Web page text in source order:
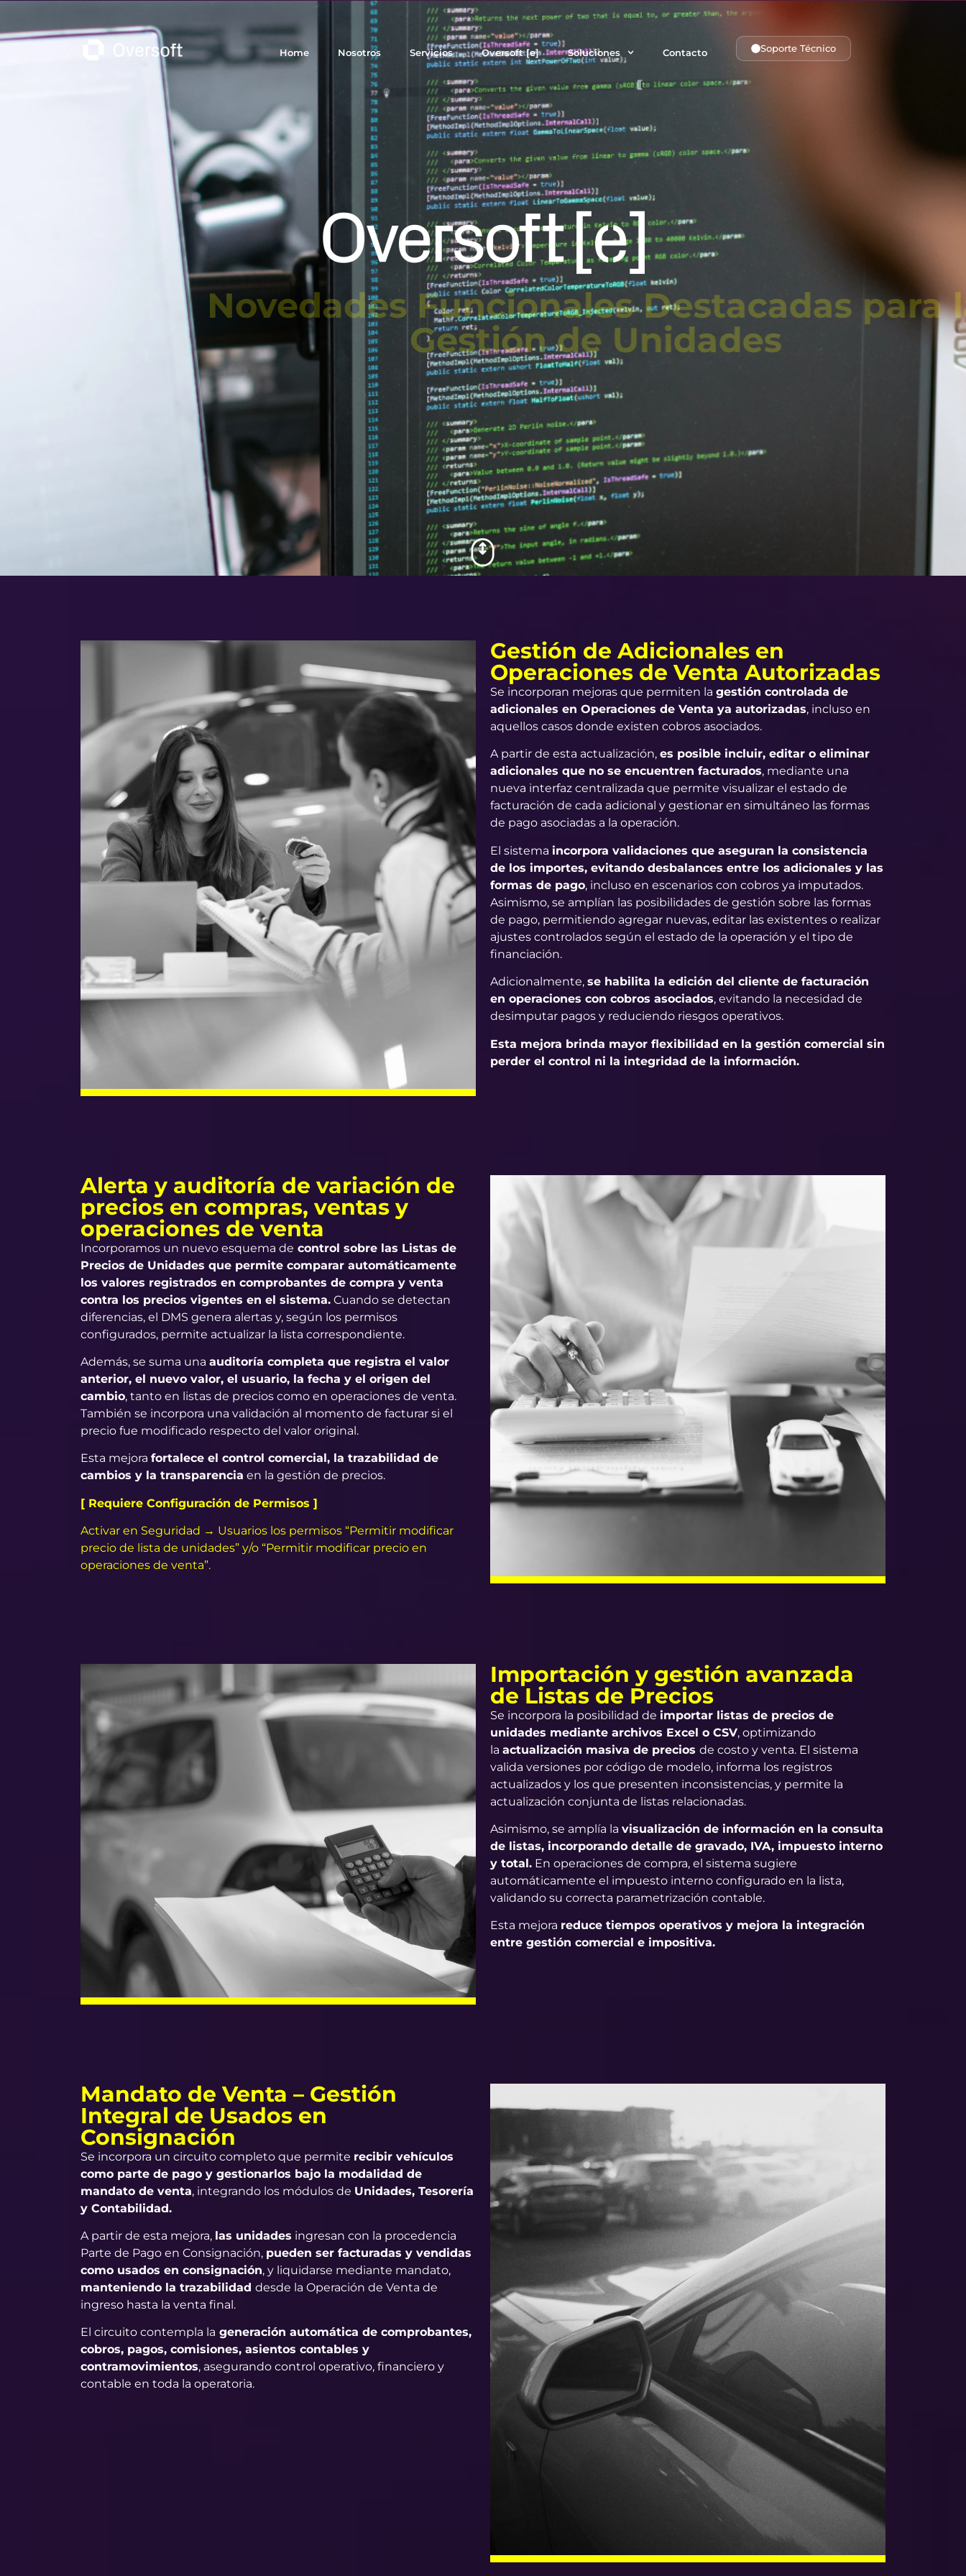
Home Nosotros Servicios Oversoft [e] Soluciones Contacto Soporte Técnico
Novedades Funcionales Destacadas para
Gestión de Unidades
Gestión de Adicionales en
Operaciones de Venta Autorizadas
Se incorporan mejoras que permiten la gestión controlada de
adicionales en Operaciones de Venta ya autorizadas, incluso en
aquellos casos donde existen cobros asociados.
A partir de esta actualización, es posible incluir, editar o eliminar
adicionales que no se encuentren facturados, mediante una
nueva interfaz centralizada que permite visualizar el estado de
facturación de cada adicional y gestionar en simultáneo las formas
de pago asociadas a la operación.
El sistema incorpora validaciones que aseguran la consistencia
de los importes, evitando desbalances entre los adicionales y las
formas de pago, incluso en escenarios con cobros ya imputados.
Asimismo, se amplían las posibilidades de gestión sobre las formas
de pago, permitiendo agregar nuevas, editar las existentes o realizar
ajustes controlados según el estado de la operación y el tipo de
financiación.
Adicionalmente, se habilita la edición del cliente de facturación
en operaciones con cobros asociados, evitando la necesidad de
desimputar pagos y reduciendo riesgos operativos.
Esta mejora brinda mayor flexibilidad en la gestión comercial sin
perder el control ni la integridad de la información.
Alerta y auditoría de variación de
precios en compras, ventas y
operaciones de venta
Incorporamos un nuevo esquema de control sobre las Listas de
Precios de Unidades que permite comparar automáticamente
los valores registrados en comprobantes de compra y venta
contra los precios vigentes en el sistema. Cuando se detectan
diferencias, el DMS genera alertas y, según los permisos
configurados, permite actualizar la lista correspondiente.
Además, se suma una auditoría completa que registra el valor
anterior, el nuevo valor, el usuario, la fecha y el origen del
cambio, tanto en listas de precios como en operaciones de venta.
También se incorpora una validación al momento de facturar si el
precio fue modificado respecto del valor original.
Esta mejora fortalece el control comercial, la trazabilidad de
cambios y la transparencia en la gestión de precios.
[ Requiere Configuración de Permisos ]
Activar en Seguridad → Usuarios los permisos “Permitir modificar
precio de lista de unidades” y/o “Permitir modificar precio en
operaciones de venta”.
Importación y gestión avanzada
de Listas de Precios
Se incorpora la posibilidad de importar listas de precios de
unidades mediante archivos Excel o CSV, optimizando
la actualización masiva de precios de costo y venta. El sistema
valida versiones por código de modelo, informa los registros
actualizados y los que presenten inconsistencias, y permite la
actualización conjunta de listas relacionadas.
Asimismo, se amplía la visualización de información en la consulta
de listas, incorporando detalle de gravado, IVA, impuesto interno
y total. En operaciones de compra, el sistema sugiere
automáticamente el impuesto interno configurado en la lista,
validando su correcta parametrización contable.
Esta mejora reduce tiempos operativos y mejora la integración
entre gestión comercial e impositiva.
Mandato de Venta – Gestión
Integral de Usados en
Consignación
Se incorpora un circuito completo que permite recibir vehículos
como parte de pago y gestionarlos bajo la modalidad de
mandato de venta, integrando los módulos de Unidades, Tesorería
y Contabilidad.
A partir de esta mejora, las unidades ingresan con la procedencia
Parte de Pago en Consignación, pueden ser facturadas y vendidas
como usados en consignación, y liquidarse mediante mandato,
manteniendo la trazabilidad desde la Operación de Venta de
ingreso hasta la venta final.
El circuito contempla la generación automática de comprobantes,
cobros, pagos, comisiones, asientos contables y
contramovimientos, asegurando control operativo, financiero y
contable en toda la operatoria.